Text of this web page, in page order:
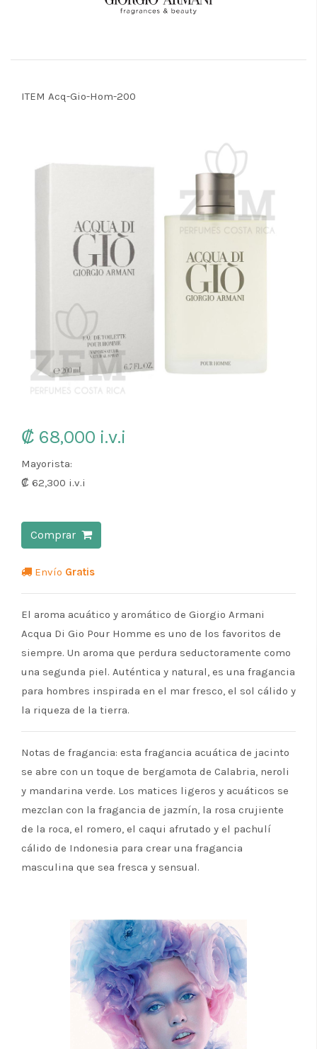
ITEM Acq-Gio-Hom-200
₡ 68,000 i.v.i
Mayorista:
₡ 62,300 i.v.i
Comprar
Envío Gratis
El aroma acuático y aromático de Giorgio Armani
Acqua Di Gio Pour Homme es uno de los favoritos de
siempre. Un aroma que perdura seductoramente como
una segunda piel. Auténtica y natural, es una fragancia
para hombres inspirada en el mar fresco, el sol cálido y
la riqueza de la tierra.
Notas de fragancia: esta fragancia acuática de jacinto
se abre con un toque de bergamota de Calabria, neroli
y mandarina verde. Los matices ligeros y acuáticos se
mezclan con la fragancia de jazmín, la rosa crujiente
de la roca, el romero, el caqui afrutado y el pachulí
cálido de Indonesia para crear una fragancia
masculina que sea fresca y sensual.